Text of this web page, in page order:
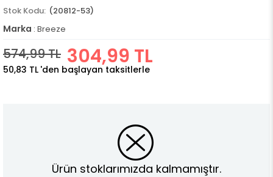
(20812-53)
Marka : Breeze
574,99 TL 304,99 TL
50,83 TL 'den başlayan taksitlerle
Ürün stoklarımızda kalmamıştır.